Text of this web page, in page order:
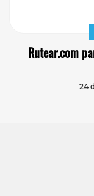
Rutear.com
24